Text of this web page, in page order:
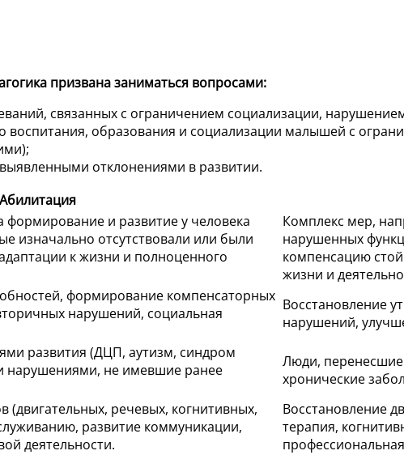
призвана заниматься вопросами:
связанных с ограничением социализации,
воспитания, образования и социализации малышей с
отклонениями в развитии.
Абилитация
и развитие у человека
изначально отсутствовали или были
к жизни и полноценного
Комплекс мер,
нарушенных
компенсацию
жизни и
формирование компенсаторных
нарушений, социальная
Восстановление
нарушений,
развития (ДЦП, аутизм, синдром
нарушениями, не имевшие ранее
Люди,
хронические
речевых, когнитивных,
развитие коммуникации,
деятельности.
Восстановление
терапия,